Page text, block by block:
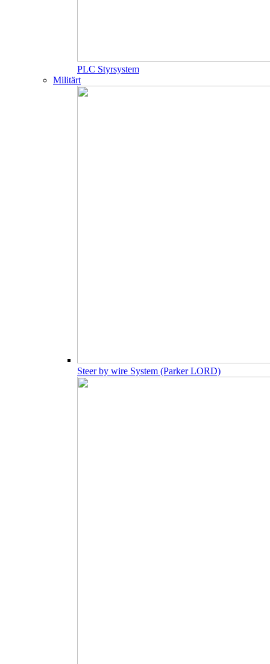
PLC Styrsystem
Militärt
Steer by wire System (Parker LORD)